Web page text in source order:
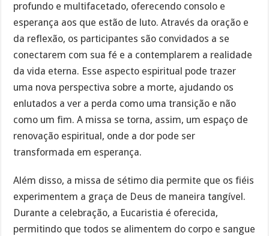
profundo e multifacetado, oferecendo consolo e
esperança aos que estão de luto. Através da oração e
da reflexão, os participantes são convidados a se
conectarem com sua fé e a contemplarem a realidade
da vida eterna. Esse aspecto espiritual pode trazer
uma nova perspectiva sobre a morte, ajudando os
enlutados a ver a perda como uma transição e não
como um fim. A missa se torna, assim, um espaço de
renovação espiritual, onde a dor pode ser
transformada em esperança.
Além disso, a missa de sétimo dia permite que os fiéis
experimentem a graça de Deus de maneira tangível.
Durante a celebração, a Eucaristia é oferecida,
permitindo que todos se alimentem do corpo e sangue